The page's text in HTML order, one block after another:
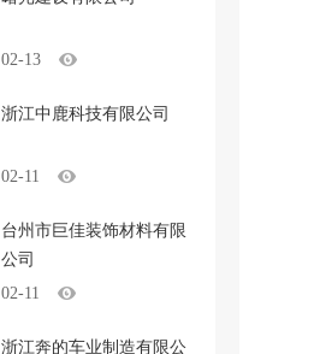
02-13
浙江中鹿科技有限公司
02-11
台州市巨佳装饰材料有限
公司
02-11
浙江奔的车业制造有限公